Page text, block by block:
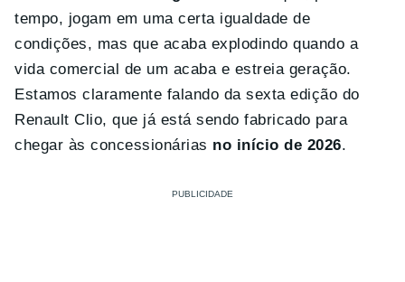
tempo, jogam em uma certa igualdade de
condições, mas que acaba explodindo quando a
vida comercial de um acaba e estreia geração.
Estamos claramente falando da sexta edição do
Renault Clio, que já está sendo fabricado para
chegar às concessionárias no início de 2026.